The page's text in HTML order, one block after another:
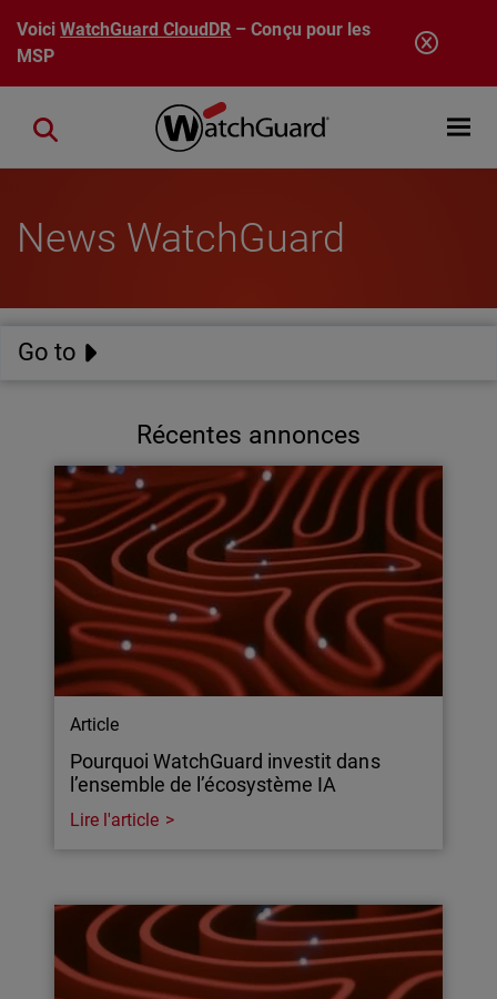
Aller au contenu principal
VoiciWatchGuard CloudDR – Conçu pour les
MSP
Open
Close search
News WatchGuard
Go to
Récentes annonces
Article
Pourquoi WatchGuard investit dans
l’ensemble de l’écosystème IA
Lire l'article